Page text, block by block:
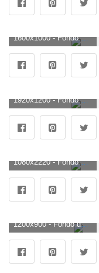
1600x1000 - Fondo de pantalla de 1600x1000. Fondo para computadora de enamorados.
1920x1200 - Fondo de pantalla de 1920x1200. Fondo de pantalla de enamorados.
1080x2220 - Fondo de pantalla de 1080x2220. Imágen de enamorados.
1200x900 - Fondo de pantalla de 1200x900. Wallpaper para escritorio de enamorados.